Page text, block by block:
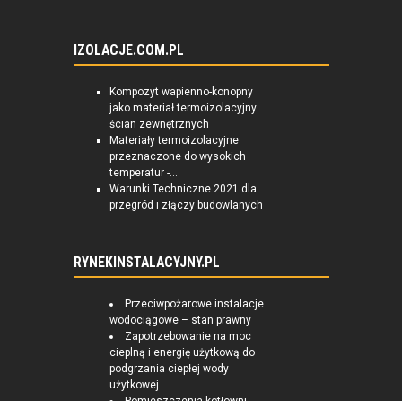
IZOLACJE.COM.PL
Kompozyt wapienno-konopny
jako materiał termoizolacyjny
ścian zewnętrznych
Materiały termoizolacyjne
przeznaczone do wysokich
temperatur -...
Warunki Techniczne 2021 dla
przegród i złączy budowlanych
RYNEKINSTALACYJNY.PL
Przeciwpożarowe instalacje
wodociągowe – stan prawny
Zapotrzebowanie na moc
cieplną i energię użytkową do
podgrzania ciepłej wody
użytkowej